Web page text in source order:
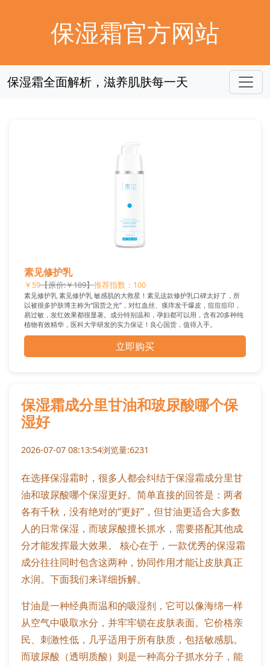
保湿霜官方网站
保湿霜全面解析，滋养肌肤每一天
素见修护乳
￥59【原价:￥189】推荐指数：100
素见修护乳 素见修护乳 敏感肌的大救星！素见这款修护乳口碑太好了，所
以被很多护肤博主称为“国货之光”，对红血丝、瘙痒发干爆皮，痘痘痘印，
易过敏，发红效果都很显著。成分特别温和，孕妇都可以用，含有20多种纯
植物有效精华，医科大学研发的实力保证！良心国货，值得入手。
立即购买
保湿霜成分里甘油和玻尿酸哪个保
湿好
2026-07-07 08:13:54浏览量:6231
在选择保湿霜时，很多人都会纠结于保湿霜成分里甘
油和玻尿酸哪个保湿更好。简单直接的回答是：两者
各有千秋，没有绝对的“更好”，但甘油更适合大多数
人的日常保湿，而玻尿酸擅长抓水，需要搭配其他成
分才能发挥最大效果。 核心在于，一款优秀的保湿霜
成分往往同时包含这两种，协同作用才能让皮肤真正
水润。下面我们来详细拆解。
甘油是一种经典而温和的吸湿剂，它可以像海绵一样
从空气中吸取水分，并牢牢锁在皮肤表面。它价格亲
民、刺激性低，几乎适用于所有肤质，包括敏感肌。
而玻尿酸（透明质酸）则是一种高分子抓水分子，能